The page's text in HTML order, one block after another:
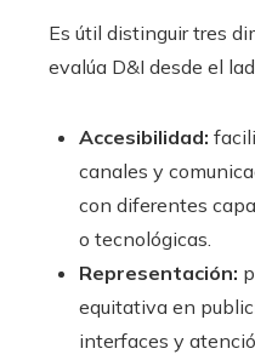
Es útil distinguir tres
evalúa D&I desde el
Accesibilidad:
canales y
con diferentes
o tecnológicas.
Representación:
equitativa en
interfaces y